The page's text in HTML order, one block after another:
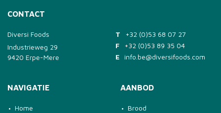
CONTACT
Diversi Foods
Industrieweg 29
9420 Erpe-Mere
T
+32 (0)53 68 07 27
F
+32 (0)53 89 35 04
E info.be@diversifoods.com
NAVIGATIE
Home
AANBOD
Brood